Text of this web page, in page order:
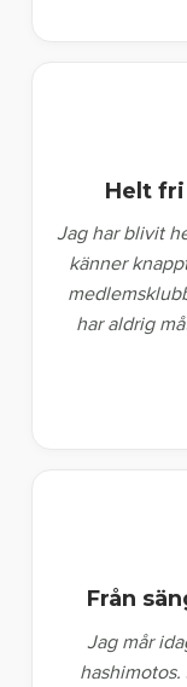
Helt fri
Jag har blivit
känner
har aldrig
Från
Jag mår